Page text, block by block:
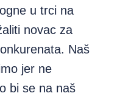
u trci na
novac za
Naš
jer ne
bi se na naš